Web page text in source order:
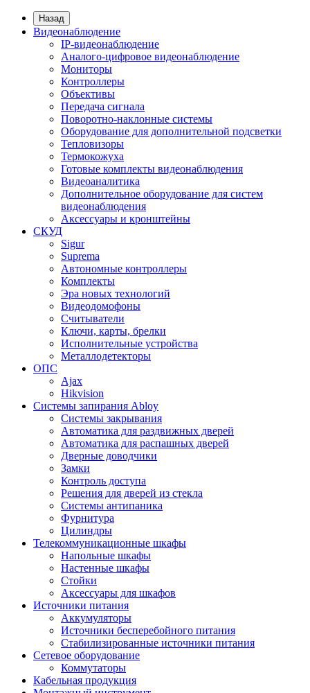
Назад
Видеонаблюдение
IP-видеонаблюдение
Аналого-цифровое видеонаблюдение
Мониторы
Контроллеры
Объективы
Передача сигнала
Поворотно-наклонные системы
Оборудование для дополнительной подсветки
Тепловизоры
Термокожуха
Готовые комплекты видеонаблюдения
Видеоаналитика
Дополнительное оборудование для систем
видеонаблюдения
Аксессуары и кронштейны
СКУД
Sigur
Suprema
Автономные контроллеры
Комплекты
Эра новых технологий
Видеодомофоны
Считыватели
Ключи, карты, брелки
Исполнительные устройства
Металлодетекторы
ОПС
Ajax
Hikvision
Системы запирания Abloy
Cистемы закрывания
Автоматика для раздвижных дверей
Автоматика для распашных дверей
Дверные доводчики
Замки
Контроль доступа
Решения для дверей из стекла
Системы антипаника
Фурнитура
Цилиндры
Телекоммуникационные шкафы
Напольные шкафы
Настенные шкафы
Стойки
Аксессуары для шкафов
Источники питания
Аккумуляторы
Источники бесперебойного питания
Стабилизированные источники питания
Сетевое оборудование
Коммутаторы
Кабельная продукция